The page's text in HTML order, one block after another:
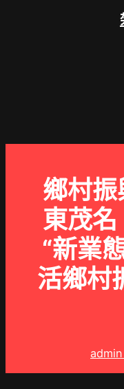
鄉村
東茂
“新業
活鄉村
admin